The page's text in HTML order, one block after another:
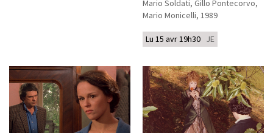
Mario Soldati, Gillo Pontecorvo,
Mario Monicelli, 1989
Lu 15 avr 19h30 JE